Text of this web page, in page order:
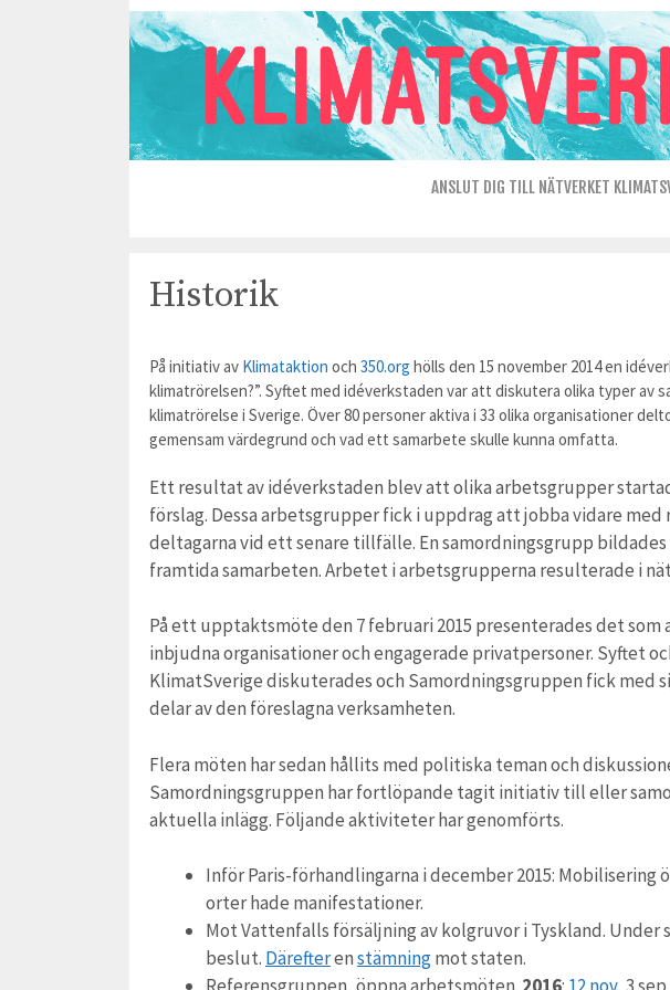
ANSLUT DIG TILL NÄTVERKET
Historik
På initiativ av Klimataktion och 350.org hölls den 15 november 2014 en
klimatrörelsen?”. Syftet med idéverkstaden var att diskutera olika typer av
klimatrörelse i Sverige. Över 80 personer aktiva i 33 olika organisationer
gemensam värdegrund och vad ett samarbete skulle kunna omfatta.
Ett resultat av idéverkstaden blev att olika arbetsgrupper
förslag. Dessa arbetsgrupper fick i uppdrag att jobba vidare
deltagarna vid ett senare tillfälle. En samordningsgrupp
framtida samarbeten. Arbetet i arbetsgrupperna resulterade i
På ett upptaktsmöte den 7 februari 2015 presenterades det
inbjudna organisationer och engagerade privatpersoner. Syftet
KlimatSverige diskuterades och Samordningsgruppen fick med
delar av den föreslagna verksamheten.
Flera möten har sedan hållits med politiska teman och
Samordningsgruppen har fortlöpande tagit initiativ till eller
aktuella inlägg. Följande aktiviteter har genomförts.
Inför Paris-förhandlingarna i december 2015:
orter hade manifestationer.
Mot Vattenfalls försäljning av kolgruvor i Tyskland. Under
beslut. Därefterenstämningmot staten.